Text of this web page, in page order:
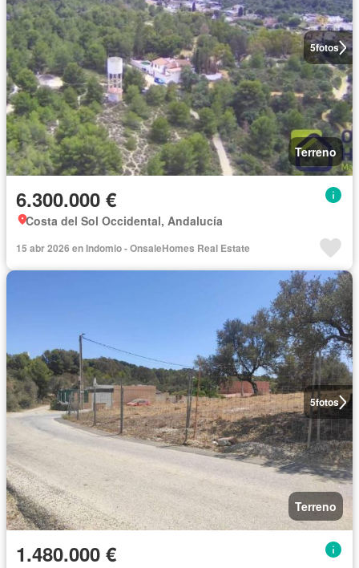
5fotos
Terreno
6.300.000 €
Costa del Sol Occidental, Andalucía
15 abr 2026 en Indomio - OnsaleHomes Real Estate
5fotos
Terreno
1.480.000 €